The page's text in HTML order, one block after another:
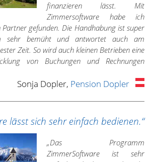
finanzieren lässt. Mit
Zimmersoftware habe ich
gefunden. Die Handhabung ist super
sehr bemüht und antwortet auch am
Zeit. So wird auch kleinen Betrieben eine
von Buchungen und Rechnungen
Sonja Dopler, Pension Dopler
lässt sich sehr einfach bedienen.“
„Das Programm
ZimmerSoftware ist sehr